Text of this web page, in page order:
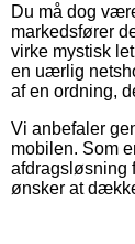
Du må dog
markedsfører
virke mystisk
en uærlig
af en ordning,
Vi anbefaler
mobilen. Som
afdragsløsning
ønsker at